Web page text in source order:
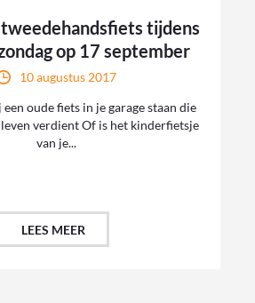
tijdens
op 17 september
10 augustus 2017
oude fiets in je garage staan die
verdient Of is het kinderfietsje
van je...
LEES MEER